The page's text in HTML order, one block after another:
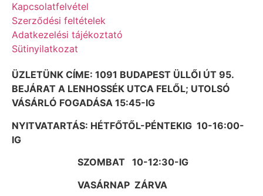
Kapcsolatfelvétel
Szerződési feltételek
Adatkezelési tájékoztató
Sütinyilatkozat
ÜZLETÜNK CÍME: 1091 BUDAPEST ÜLLŐI ÚT 95.
BEJÁRAT A LENHOSSÉK UTCA FELŐL; UTOLSÓ
VÁSÁRLÓ FOGADÁSA 15:45-IG
NYITVATARTÁS: HÉTFŐTŐL-PÉNTEKIG 10-16:00-
IG
SZOMBAT 10-12:30-IG
VASÁRNAP ZÁRVA